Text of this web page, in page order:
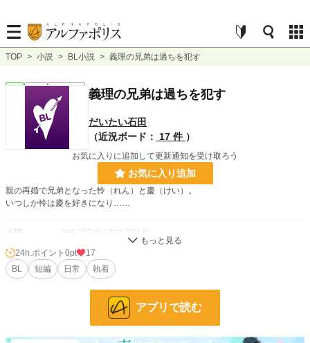
TOP > 小説 > BL小説 > 義理の兄弟は過ちを犯す
完結 ｼｮｰﾄｼｮｰﾄ 義理の兄弟は過ちを犯す
だいたい石田
（近況ボード：
17 件 ）
お気に入りに追加して更新通知を受け取ろう
お気に入り追加
親の再婚で兄弟となった怜（れん）と慶（けい）。
いつしか怜は慶を好きになり……
小説 228,787 位 / 228,787 件
BL 31,415 位 / 31,415 件
お気に入り 3
24h.ポイント 0pt
17
BL
短編 日常 執着
アプリで読む